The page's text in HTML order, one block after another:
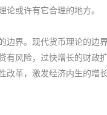
论或许有它合理的地方。
边界。现代货币理论的边
有风险，过快增长的财政
改革，激发经济内生的增